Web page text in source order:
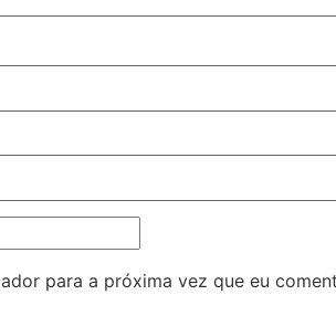
para a próxima vez que eu